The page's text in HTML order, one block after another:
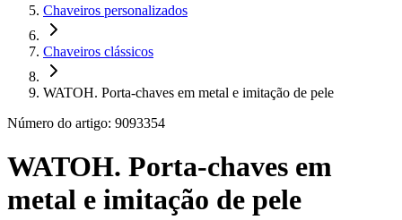
Chaveiros personalizados
Chaveiros clássicos
WATOH. Porta-chaves em metal e imitação de pele
Número do artigo: 9093354
WATOH. Porta-chaves em
metal e imitação de pele